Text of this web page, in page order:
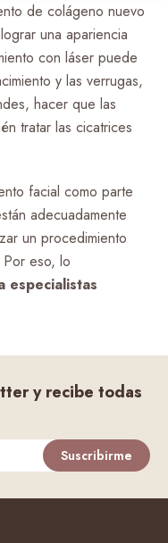
de colágeno nuevo
una apariencia
con láser puede
y las verrugas,
hacer que las
tratar las cicatrices
facial como parte
adecuadamente
un procedimiento
eso, lo
especialistas
y recibe todas
Suscribirme